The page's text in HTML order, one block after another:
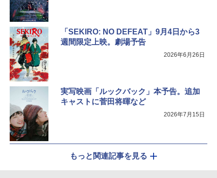
「SEKIRO: NO DEFEAT」9月4日から3
週間限定上映。劇場予告
2026年6月26日
実写映画「ルックバック」本予告。追加
キャストに菅田将暉など
2026年7月15日
もっと関連記事を見る